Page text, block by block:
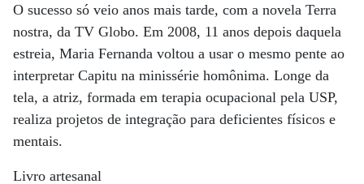
O sucesso só veio anos mais tarde, com a novela Terra
nostra, da TV Globo. Em 2008, 11 anos depois daquela
estreia, Maria Fernanda voltou a usar o mesmo pente ao
interpretar Capitu na minissérie homônima. Longe da
tela, a atriz, formada em terapia ocupacional pela USP,
realiza projetos de integração para deficientes físicos e
mentais.
Livro artesanal